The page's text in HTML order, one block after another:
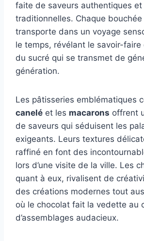
faite de saveurs authentiques
traditionnelles. Chaque bouchée
transporte dans un voyage
le temps, révélant le savoir-
du sucré qui se transmet de
génération.
Les pâtisseries emblématiques
canelé et les macarons offrent
de saveurs qui séduisent les
exigeants. Leurs textures
raffiné en font des
lors d’une visite de la ville. Les
quant à eux, rivalisent de
des créations modernes tout
où le chocolat fait la vedette au
d’assemblages audacieux.